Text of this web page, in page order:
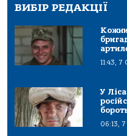
ВИБІР РЕДАКЦІЇ
11:43, 7
У
06:13,